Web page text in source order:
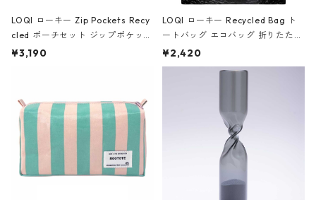
LOQI ローキー Zip Pockets Recy
cled ポーチセット ジップポケット
ファスナーポーチ 撥水加工 トラベ
ーガンディー、オフホワイト
¥3,190
LOQI ローキー Recycled Bag ト
ートバッグ エコバッグ 折りたたみ
大きめ 撥水加工 収納ポーチ CRO
CODILE/Black クロコダイル/ブラ
¥2,420